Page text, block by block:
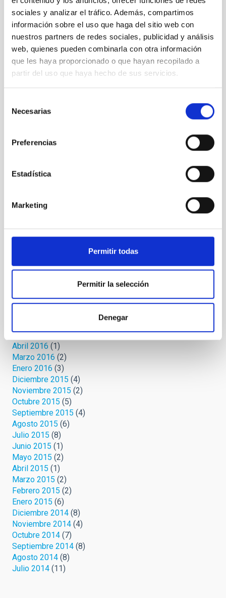
sociales y analizar el tráfico. Además, compartimos
información sobre el uso que haga del sitio web con
nuestros partners de redes sociales, publicidad y análisis
web, quienes pueden combinarla con otra información
que les haya proporcionado o que hayan recopilado a
partir del uso que haya hecho de sus servicios.
Necesarias
Preferencias
Estadística
Marketing
Permitir todas
Permitir la selección
Denegar
Octubre 2021(3)
Septiembre 2021(4)
Agosto 2021(6)
Julio 2021(5)
Junio 2021
Mayo 2021
(2)
Abril 2021(4)
Marzo 2021(7)
Enero 2021
Octubre 2020
Agosto 2020
Julio 2020(2)
Mayo 2020
Abril 2020
Febrero 2019(1)
Octubre 2017(1)
Noviembre 2016(1)
Mayo 2016(1)
Abril 2016 (1)
Marzo 2016 (2)
Enero 2016 (3)
Diciembre 2015 (4)
Noviembre 2015 (2)
Octubre 2015 (5)
Septiembre 2015 (4)
Agosto 2015 (6)
Julio 2015 (8)
Junio 2015 (1)
Mayo 2015 (2)
Abril 2015 (1)
Marzo 2015 (2)
Febrero 2015 (2)
Enero 2015 (6)
Diciembre 2014 (8)
Noviembre 2014 (4)
Octubre 2014 (7)
Septiembre 2014 (8)
Agosto 2014 (8)
Julio 2014 (11)